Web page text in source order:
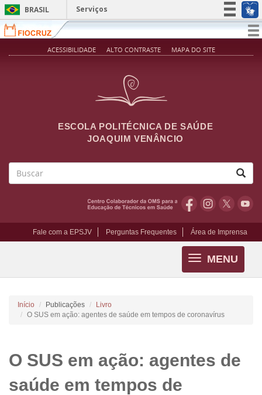
Pular para o conteúdo principal
BRASIL
Serviços
Simplifique!
Participe
ACESSIBILIDADE ALTO CONTRASTE MAPA DO SITE
ESCOLA POLITÉCNICA DE SAÚDE
JOAQUIM VENÂNCIO
Fale com a EPSJV Perguntas Frequentes Área de Imprensa
MENU
Toggle
navigation
Início Publicações
Livro
O SUS em ação: agentes de saúde em tempos de coronavírus
O SUS em ação: agentes de
saúde em tempos de